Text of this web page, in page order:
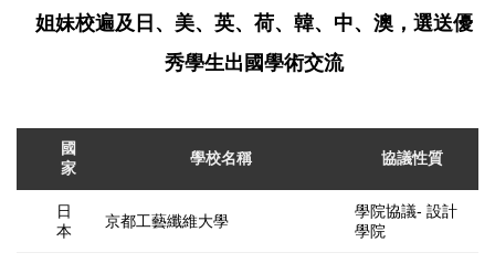
姐妹校遍及日、美、英、荷、韓、中、澳，選送優
秀學生出國學術交流
國
家
學校名稱 協議性質
日
本
京都工藝纖維大學
學院協議- 設計
學院